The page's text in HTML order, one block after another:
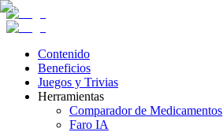
Contenido
Beneficios
Juegos y Trivias
Herramientas
Comparador de Medicamentos
Faro IA